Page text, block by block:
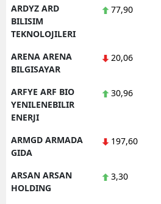
ARDYZ ARD
BILISIM
TEKNOLOJILERI
77,90
ARENA ARENA
BILGISAYAR
20,06
ARFYE ARF BIO
YENILENEBILIR
ENERJI
30,96
ARMGD ARMADA
GIDA
197,60
ARSAN ARSAN
HOLDING
3,30